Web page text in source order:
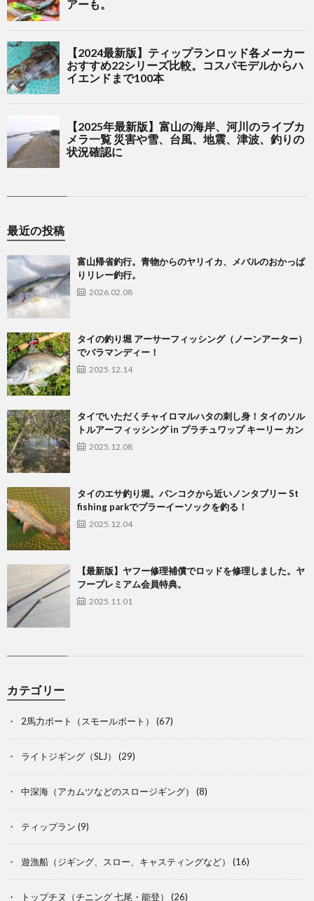
最近の投稿
富山帰省釣行。青物からのヤリイカ、メバルのおかっぱ
りリレー釣行。
2026.02.08
タイの釣り堀 アーサーフィッシング（ノーンアーター）
でバラマンディー！
2025.12.14
タイでいただくチャイロマルハタの刺し身！タイのソル
トルアーフィッシング in プラチュワップ キーリー カン
2025.12.08
タイのエサ釣り堀。バンコクから近いノンタブリー St
fishing parkでプラーイーソックを釣る！
2025.12.04
【最新版】ヤフー修理補償でロッドを修理しました。ヤ
フープレミアム会員特典。
2025.11.01
カテゴリー
2馬力ボート（スモールボート） (67)
ライトジギング（SLJ） (29)
中深海（アカムツなどのスロージギング） (8)
ティップラン (9)
遊漁船（ジギング、スロー、キャスティングなど） (16)
トップチヌ（チニング 七尾・能登） (26)